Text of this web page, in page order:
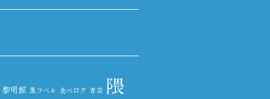
黎明館 黒ラベル 食べログ 青空 隈